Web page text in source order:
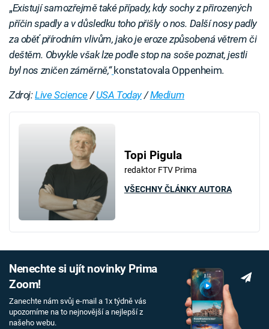
„Existují samozřejmě také případy, kdy sochy z přirozených
příčin spadly a v důsledku toho přišly o nos. Další nosy padly
za oběť přírodním vlivům, jako je eroze způsobená větrem či
deštěm. Obvykle však lze podle stop na soše poznat, jestli
byl nos zničen záměrně,“ konstatovala Oppenheim.
Zdroj:Live Science/USA Today/Medium
Topi Pigula
redaktor FTV Prima
VŠECHNY ČLÁNKY AUTORA
Nenechte si ujít novinky Prima
Zoom!
Zanechte nám svůj e-mail a 1x týdně vás
upozorníme na to nejnovější a nejlepší z
našeho webu.